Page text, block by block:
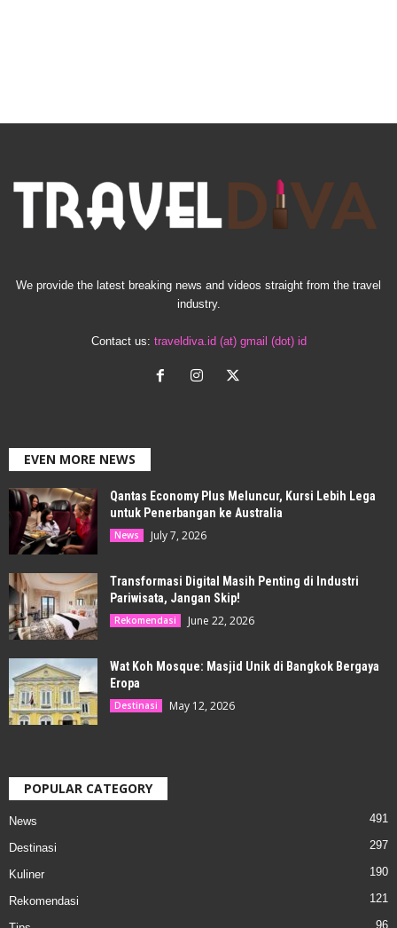
We provide the latest breaking news and videos straight from the travel
industry.
Contact us: traveldiva.id (at) gmail (dot) id
EVEN MORE NEWS
Qantas Economy Plus Meluncur, Kursi Lebih Lega
untuk Penerbangan ke Australia
News July 7, 2026
Transformasi Digital Masih Penting di Industri
Pariwisata, Jangan Skip!
Rekomendasi June 22, 2026
Wat Koh Mosque: Masjid Unik di Bangkok Bergaya
Eropa
Destinasi May 12, 2026
POPULAR CATEGORY
News 491
Destinasi 297
Kuliner 190
Rekomendasi 121
96